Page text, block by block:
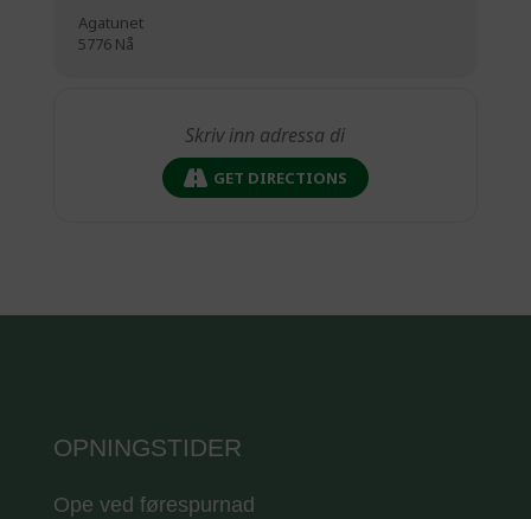
Agatunet
5776 Nå
GET DIRECTIONS
OPNINGSTIDER
Ope ved førespurnad